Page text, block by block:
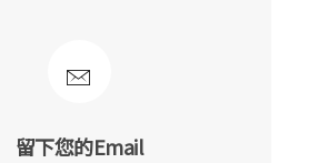
留下您的Email